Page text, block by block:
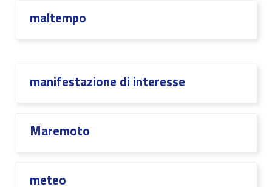
maltempo
manifestazione di interesse
Maremoto
meteo